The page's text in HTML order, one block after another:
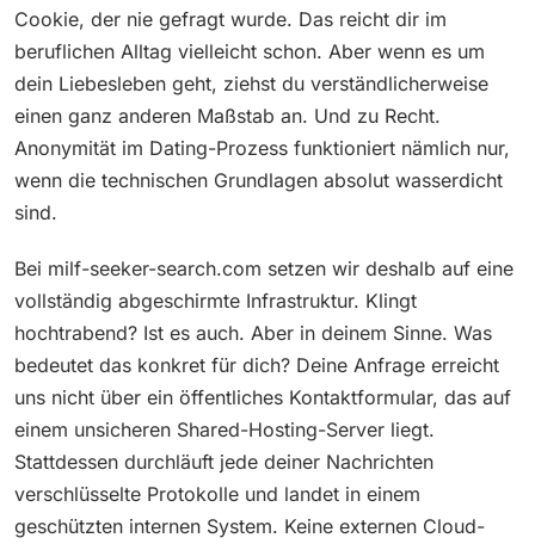
Cookie, der nie gefragt wurde. Das reicht dir im
beruflichen Alltag vielleicht schon. Aber wenn es um
dein Liebesleben geht, ziehst du verständlicherweise
einen ganz anderen Maßstab an. Und zu Recht.
Anonymität im Dating-Prozess funktioniert nämlich nur,
wenn die technischen Grundlagen absolut wasserdicht
sind.
Bei milf-seeker-search.com setzen wir deshalb auf eine
vollständig abgeschirmte Infrastruktur. Klingt
hochtrabend? Ist es auch. Aber in deinem Sinne. Was
bedeutet das konkret für dich? Deine Anfrage erreicht
uns nicht über ein öffentliches Kontaktformular, das auf
einem unsicheren Shared-Hosting-Server liegt.
Stattdessen durchläuft jede deiner Nachrichten
verschlüsselte Protokolle und landet in einem
geschützten internen System. Keine externen Cloud-